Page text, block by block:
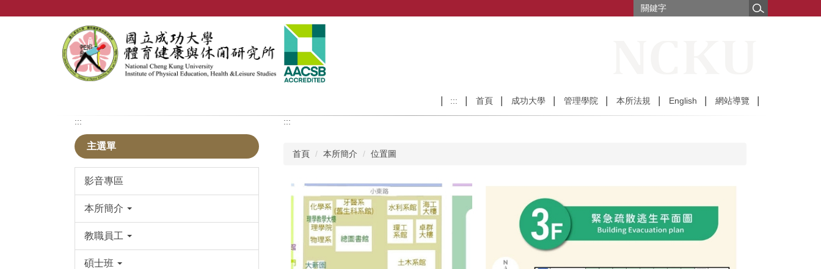
:::
首頁 成功大學 管理學院 本所法規 English 網站導覽
:::
主選單
影音專區
本所簡介
教職員工
碩士班
:::
首頁 本所簡介 位置圖